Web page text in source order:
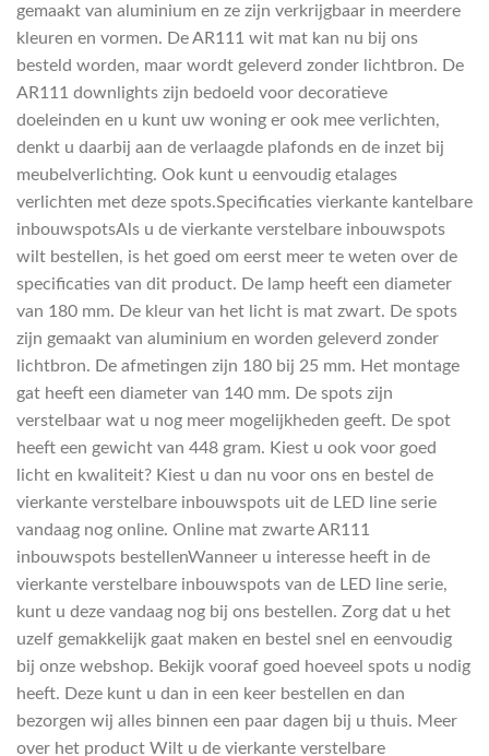
gemaakt van aluminium en ze zijn verkrijgbaar in meerdere
kleuren en vormen. De AR111 wit mat kan nu bij ons
besteld worden, maar wordt geleverd zonder lichtbron. De
AR111 downlights zijn bedoeld voor decoratieve
doeleinden en u kunt uw woning er ook mee verlichten,
denkt u daarbij aan de verlaagde plafonds en de inzet bij
meubelverlichting. Ook kunt u eenvoudig etalages
verlichten met deze spots.Specificaties vierkante kantelbare
inbouwspotsAls u de vierkante verstelbare inbouwspots
wilt bestellen, is het goed om eerst meer te weten over de
specificaties van dit product. De lamp heeft een diameter
van 180 mm. De kleur van het licht is mat zwart. De spots
zijn gemaakt van aluminium en worden geleverd zonder
lichtbron. De afmetingen zijn 180 bij 25 mm. Het montage
gat heeft een diameter van 140 mm. De spots zijn
verstelbaar wat u nog meer mogelijkheden geeft. De spot
heeft een gewicht van 448 gram. Kiest u ook voor goed
licht en kwaliteit? Kiest u dan nu voor ons en bestel de
vierkante verstelbare inbouwspots uit de LED line serie
vandaag nog online. Online mat zwarte AR111
inbouwspots bestellenWanneer u interesse heeft in de
vierkante verstelbare inbouwspots van de LED line serie,
kunt u deze vandaag nog bij ons bestellen. Zorg dat u het
uzelf gemakkelijk gaat maken en bestel snel en eenvoudig
bij onze webshop. Bekijk vooraf goed hoeveel spots u nodig
heeft. Deze kunt u dan in een keer bestellen en dan
bezorgen wij alles binnen een paar dagen bij u thuis. Meer
over het product Wilt u de vierkante verstelbare